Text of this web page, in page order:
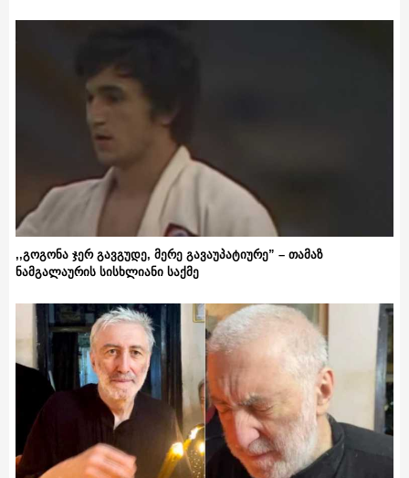
,,გოგონა ჯერ გავგუდე, მერე გავაუპატიურე” – თამაზ
ნამგალაურის სისხლიანი საქმე